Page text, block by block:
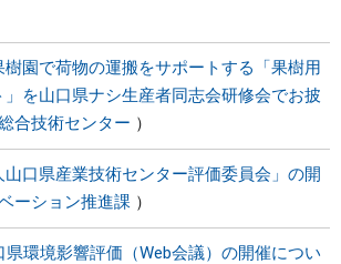
園で荷物の運搬をサポートする「果樹用
を山口県ナシ生産者同志会研修会でお披
合技術センター
山口県産業技術センター評価委員会」の開
ーション推進課
環境影響評価（Web会議）の開催につい